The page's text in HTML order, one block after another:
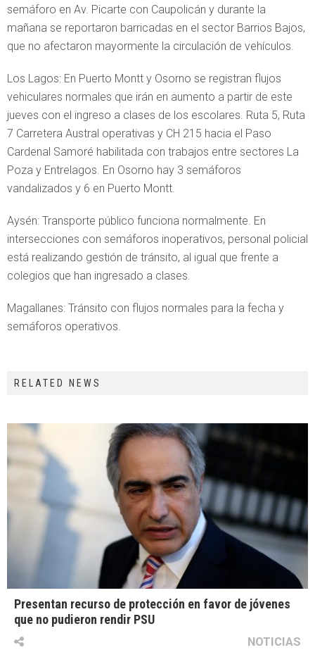
semáforo en Av. Picarte con Caupolicán y durante la
mañana se reportaron barricadas en el sector Barrios Bajos,
que no afectaron mayormente la circulación de vehículos.
Los Lagos: En Puerto Montt y Osorno se registran flujos
vehiculares normales que irán en aumento a partir de este
jueves con el ingreso a clases de los escolares. Ruta 5, Ruta
7 Carretera Austral operativas y CH 215 hacia el Paso
Cardenal Samoré habilitada con trabajos entre sectores La
Poza y Entrelagos. En Osorno hay 3 semáforos
vandalizados y 6 en Puerto Montt.
Aysén: Transporte público funciona normalmente. En
intersecciones con semáforos inoperativos, personal policial
está realizando gestión de tránsito, al igual que frente a
colegios que han ingresado a clases.
Magallanes: Tránsito con flujos normales para la fecha y
semáforos operativos.
RELATED NEWS
Presentan recurso de protección en favor de jóvenes
que no pudieron rendir PSU
NOTICIAS